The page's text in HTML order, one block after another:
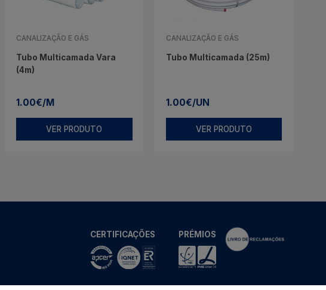
CANALIZAÇÃO E GÁS
Tubo Multicamada Vara
(4m)
1.00€/M
VER PRODUTO
CANALIZAÇÃO E GÁS
Tubo Multicamada (25m)
1.00€/UN
VER PRODUTO
CERTIFICAÇÕES PRÉMIOS